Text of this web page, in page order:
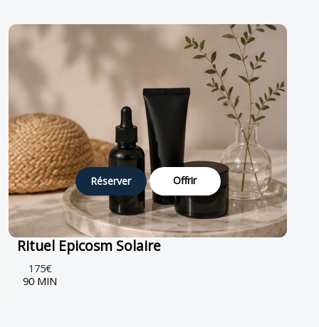
Réserver Offrir
Rituel Epicosm Solaire
175€
90 MIN